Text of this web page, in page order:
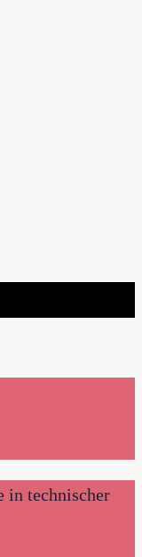
in technischer